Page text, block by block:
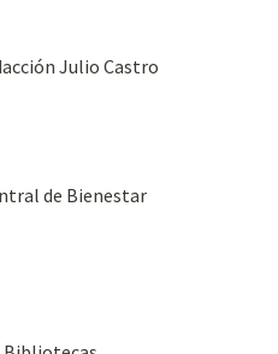
Julio Castro
de Bienestar